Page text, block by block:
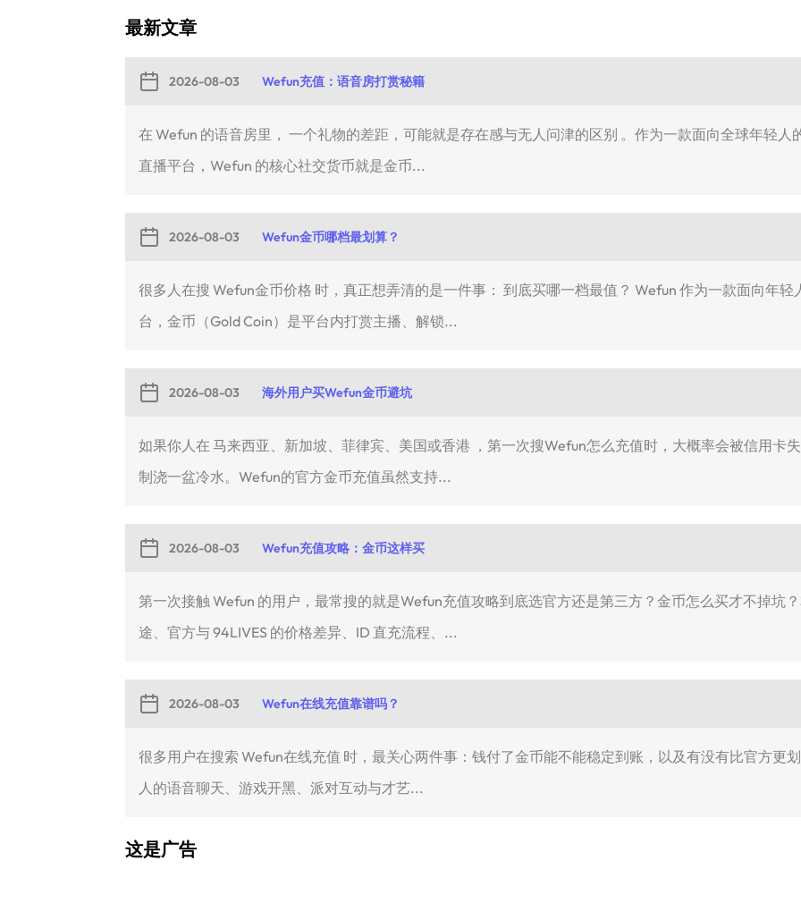
最新文章
2026-08-03 Wefun充值：语音房打赏秘籍
在 Wefun 的语音房里， 一个礼物的差距，可能就是存在感与无人问津的区别 。作为一款面向全球年轻
直播平台，Wefun 的核心社交货币就是金币...
2026-08-03 Wefun金币哪档最划算？
很多人在搜 Wefun金币价格 时，真正想弄清的是一件事： 到底买哪一档最值？ Wefun 作为一款面向年
台，金币（Gold Coin）是平台内打赏主播、解锁...
2026-08-03 海外用户买Wefun金币避坑
如果你人在 马来西亚、新加坡、菲律宾、美国或香港 ，第一次搜Wefun怎么充值时，大概率会被信用卡
制浇一盆冷水。Wefun的官方金币充值虽然支持...
2026-08-03 Wefun充值攻略：金币这样买
第一次接触 Wefun 的用户，最常搜的就是Wefun充值攻略到底选官方还是第三方？金币怎么买才不掉坑
途、官方与 94LIVES 的价格差异、ID 直充流程、...
2026-08-03 Wefun在线充值靠谱吗？
很多用户在搜索 Wefun在线充值 时，最关心两件事：钱付了金币能不能稳定到账，以及有没有比官方更
人的语音聊天、游戏开黑、派对互动与才艺...
这是广告